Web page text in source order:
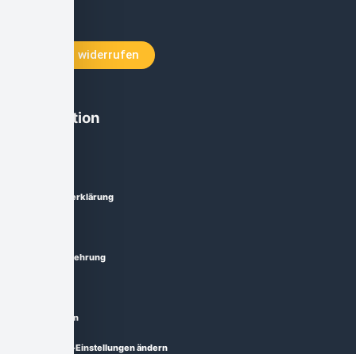
Vertrag widerrufen
Information
Datenschutzerklärung
Widerrufsbelehrung
Zahlungsarten
Privatsphäre-Einstellungen ändern